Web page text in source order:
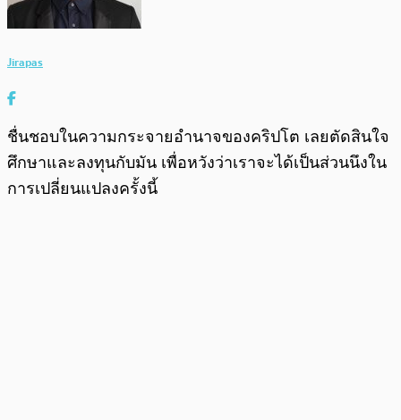
Jirapas
ชื่นชอบในความกระจายอำนาจของคริปโต เลยตัดสินใจ
ศึกษาและลงทุนกับมัน เพื่อหวังว่าเราจะได้เป็นส่วนนึงใน
การเปลี่ยนแปลงครั้งนี้